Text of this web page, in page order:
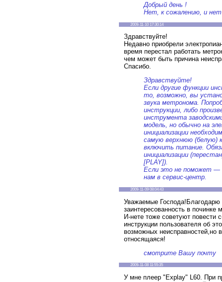
Добрый день !
Нет, к сожалению, и
2009-11-10 17:30:14
Здравствуйте!
Недавно приобрели
время перестал работать
чем может быть причина
Спасибо.
Здравствуйте!
Если другие функции
то, возможно, вы
звука метронома.
инструкции, либо
инструмента
модель, но обычно на
инициализации
самую верхнюю (белую)
включить питание.
инициализации
[PLAY]).
Если это не поможет —
нам в сервис-центр.
2009-11-09 08:04:43
Уважаемые Господа!Благодарю
заинтересованность в
И-нете тоже советуют повести
инструкции пользователя об
возможных неисправностей,но
относящаяся!
смотрите Вашу почту
2009-11-08 11:55:35
У мне плеер "Explay" L60. При